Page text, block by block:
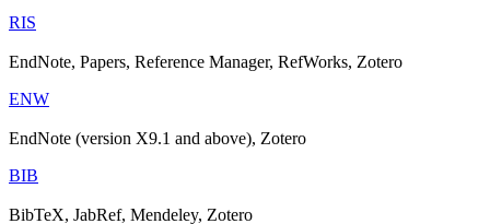
RIS
EndNote, Papers, Reference Manager, RefWorks, Zotero
ENW
EndNote (version X9.1 and above), Zotero
BIB
BibTeX, JabRef, Mendeley, Zotero